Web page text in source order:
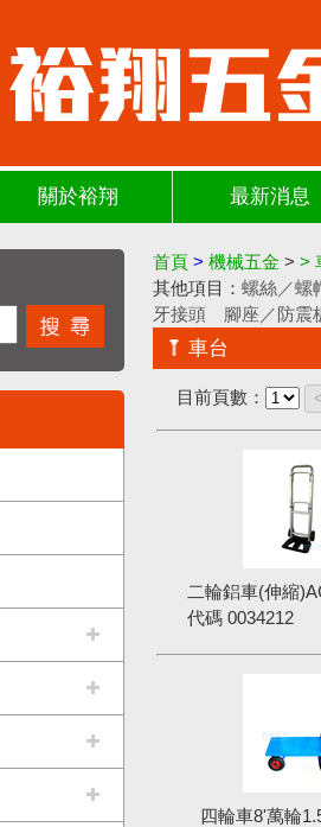
關於裕翔 最新消息
首頁 > 機械五金 > >
其他項目： 螺絲／螺
牙接頭
腳座／防震
車台
目前頁數：
二輪鋁車(伸縮
代碼 0034212
四輪車8'萬輪